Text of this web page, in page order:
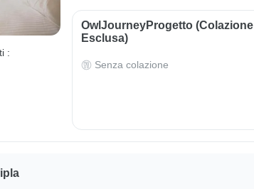
:
OwlJourneyProgetto (colazione
Esclusa)
Senza colazione